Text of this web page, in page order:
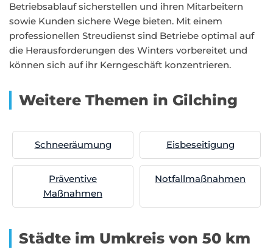
Betriebsablauf sicherstellen und ihren Mitarbeitern
sowie Kunden sichere Wege bieten. Mit einem
professionellen Streudienst sind Betriebe optimal auf
die Herausforderungen des Winters vorbereitet und
können sich auf ihr Kerngeschäft konzentrieren.
Weitere Themen in Gilching
Schneeräumung Eisbeseitigung
Präventive
Maßnahmen
Notfallmaßnahmen
Städte im Umkreis von 50 km